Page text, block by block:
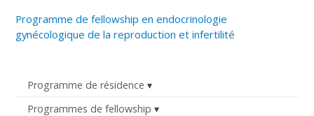
Programme de résidence
Programmes de fellowship
Programme de fellowship en endocrinologie
gynécologique de la reproduction et infertilité